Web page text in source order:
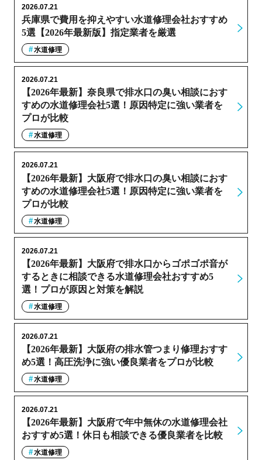
兵庫県で費用を抑えやすい水道修理会社おすすめ
5選【2026年最新版】指定業者を厳選
2026.07.21
水道修理
【2026年最新】奈良県で排水口の臭い相談におす
すめの水道修理会社5選！原因特定に強い業者を
プロが比較
2026.07.21
水道修理
【2026年最新】大阪府で排水口の臭い相談におす
すめの水道修理会社5選！原因特定に強い業者を
プロが比較
2026.07.21
水道修理
【2026年最新】大阪府で排水口からゴポゴポ音が
するときに相談できる水道修理会社おすすめ5
選！プロが原因と対策を解説
2026.07.21
水道修理
【2026年最新】大阪府の排水管つまり修理おすす
め5選！高圧洗浄に強い優良業者をプロが比較
2026.07.21
水道修理
【2026年最新】大阪府で年中無休の水道修理会社
おすすめ5選！休日も相談できる優良業者を比較
2026.07.21
水道修理